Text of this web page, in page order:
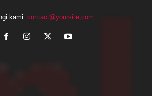
kami: contact@yoursite,com